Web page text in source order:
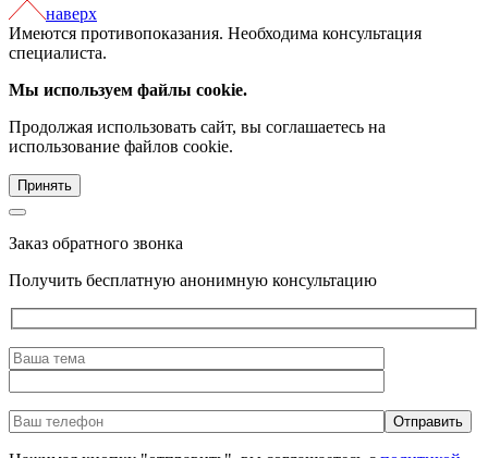
наверх
Имеются противопоказания. Необходима консультация
специалиста.
Мы используем файлы cookie.
Продолжая использовать сайт, вы соглашаетесь на
использование файлов cookie.
Принять
Заказ обратного звонка
Получить бесплатную анонимную консультацию